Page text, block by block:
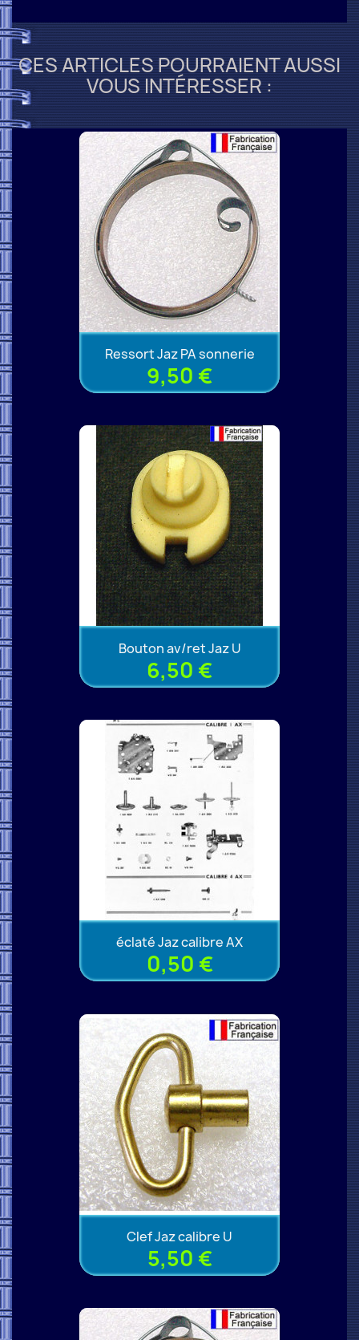
CES ARTICLES POURRAIENT AUSSI
VOUS INTÉRESSER :
Ressort Jaz PA sonnerie
9,50 €
Bouton av/ret Jaz U
6,50 €
éclaté Jaz calibre AX
0,50 €
Clef Jaz calibre U
5,50 €